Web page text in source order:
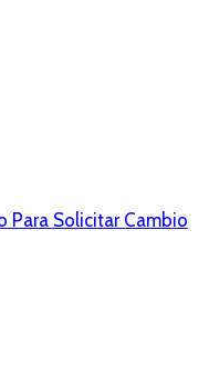
Para Solicitar Cambio